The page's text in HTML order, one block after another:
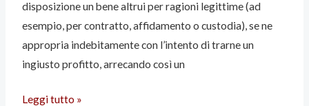
disposizione un bene altrui per ragioni legittime (ad
esempio, per contratto, affidamento o custodia), se ne
appropria indebitamente con l’intento di trarne un
ingiusto profitto, arrecando così un
Leggi tutto »